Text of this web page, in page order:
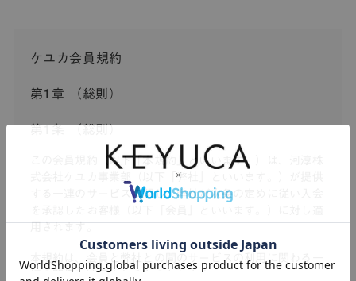
ケユカ会員規約
第1章 （総則）
この会員規約（以下「本規約」といいます。）は、河淳株
式会社ケユカ事業部（以下「弊社」といいます。）が提供
する一連のサービスに関し、弊社が次条の定めに従い入会
本規約は、会員と弊社との間のサービスの利用に関わる一
切の関係に適用されるものとします。